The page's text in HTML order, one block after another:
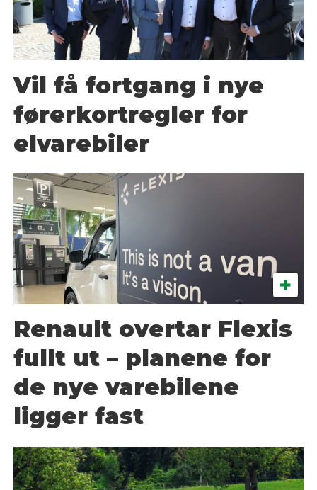
Vil få fortgang i nye
førerkortregler for
elvarebiler
Renault overtar Flexis
fullt ut – planene for
de nye varebilene
ligger fast